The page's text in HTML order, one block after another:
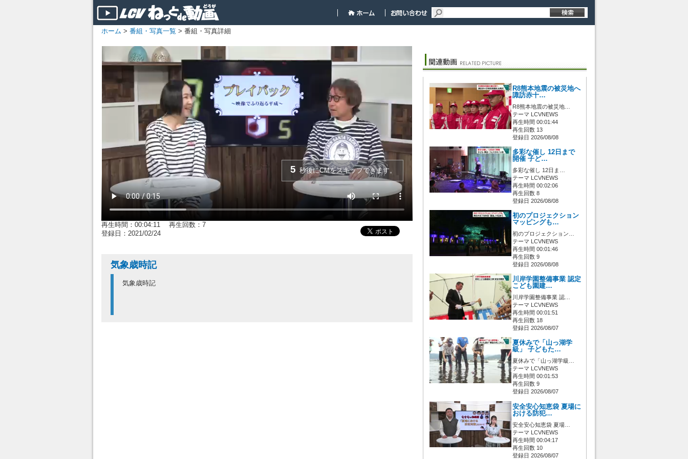
ホーム > 番組・写真一覧 > 番組・写真詳細
5 秒後にCMをスキップできます。
再生時間：00:04:11 再生回数：7
登録日：2021/02/24
気象歳時記
気象歳時記
R8熊本地震の被災地へ
諏訪赤十…
R8熊本地震の被災地…
テーマ LCVNEWS
再生時間 00:01:44
再生回数 13
登録日 2026/08/08
多彩な催し 12日まで
開催 子ど…
多彩な催し 12日ま…
テーマ LCVNEWS
再生時間 00:02:06
再生回数 8
登録日 2026/08/08
初のプロジェクション
マッピングも…
初のプロジェクション…
テーマ LCVNEWS
再生時間 00:01:46
再生回数 9
登録日 2026/08/08
川岸学園整備事業 認定
こども園建…
川岸学園整備事業 認…
テーマ LCVNEWS
再生時間 00:01:51
再生回数 18
登録日 2026/08/07
夏休みで「山っ湖学
級」 子どもた…
夏休みで「山っ湖学級…
テーマ LCVNEWS
再生時間 00:01:53
再生回数 9
登録日 2026/08/07
安全安心知恵袋 夏場に
おける防犯…
安全安心知恵袋 夏場…
テーマ LCVNEWS
再生時間 00:04:17
再生回数 10
登録日 2026/08/07